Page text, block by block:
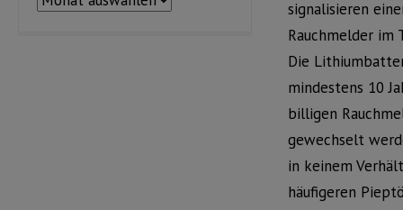
signalisieren
Rauchmelder im
Die
mindestens 10
billigen
gewechselt
in keinem
häufigeren